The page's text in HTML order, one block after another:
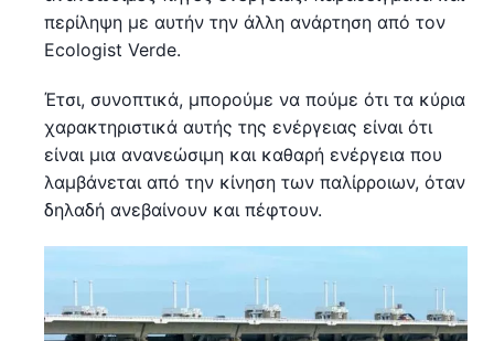
περίληψη με αυτήν την άλλη ανάρτηση από τον
Ecologist Verde.
Έτσι, συνοπτικά, μπορούμε να πούμε ότι τα κύρια
χαρακτηριστικά αυτής της ενέργειας είναι ότι
είναι μια ανανεώσιμη και καθαρή ενέργεια που
λαμβάνεται από την κίνηση των παλίρροιων, όταν
δηλαδή ανεβαίνουν και πέφτουν.